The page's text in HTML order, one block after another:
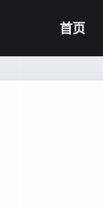
首页